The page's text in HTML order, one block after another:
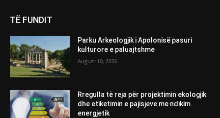
TË FUNDIT
Parku Arkeologjik i Apolonisë pasuri
kulturore e paluajtshme
August 10, 2026
Rregulla të reja për projektimin ekologjik
dhe etiketimin e pajisjeve me ndikim
energjetik